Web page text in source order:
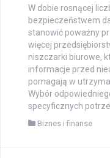
W dobie rosnącej
bezpieczeństwem
stanowić poważny
więcej
niszczarki biurowe,
informacje przed
pomagają w
Wybór
specyficznych
Biznes i finanse